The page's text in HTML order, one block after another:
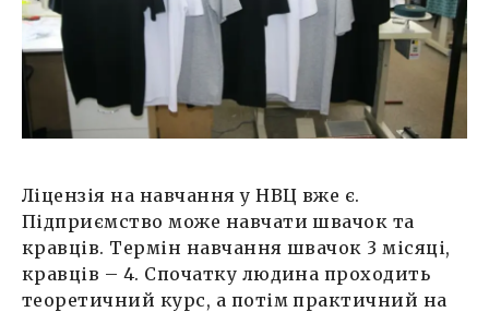
Ліцензія на навчання у НВЦ вже є.
Підприємство може навчати швачок та
кравців. Термін навчання швачок 3 місяці,
кравців – 4. Спочатку людина проходить
теоретичний курс, а потім практичний на